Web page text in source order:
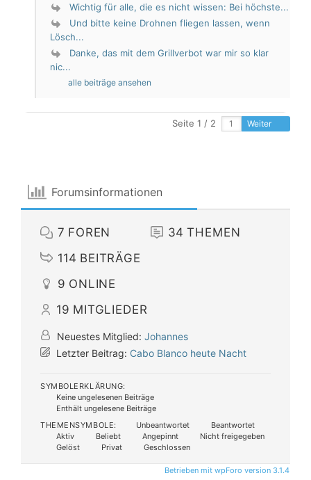
Wichtig für alle, die es nicht wissen: Bei höchste...
Und bitte keine Drohnen fliegen lassen, wenn
Lösch...
Danke, das mit dem Grillverbot war mir so klar
nic...
alle beiträge ansehen
Seite 1 / 2 Weiter
Forumsinformationen
7 FOREN 34 THEMEN
114 BEITRÄGE
9 ONLINE
19 MITGLIEDER
Neuestes Mitglied: Johannes
Letzter Beitrag: Cabo Blanco heute Nacht
SYMBOLERKLÄRUNG:
Keine ungelesenen Beiträge
Enthält ungelesene Beiträge
THEMENSYMBOLE:
Unbeantwortet
Beantwortet
Aktiv
Beliebt Angepinnt
Nicht freigegeben
Gelöst
Privat Geschlossen
Betrieben mit wpForo version 3.1.4